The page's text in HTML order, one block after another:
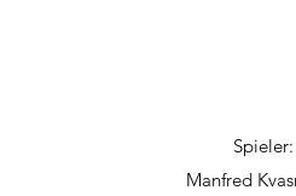
Manfred